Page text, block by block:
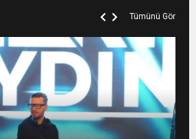
Tümünü Gör